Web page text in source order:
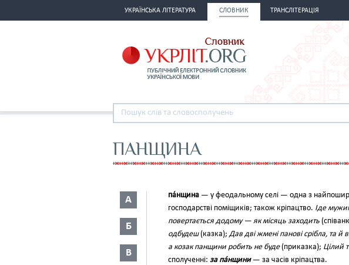
УКРАЇНСЬКА ЛІТЕРАТУРА СЛОВНИК ТРАНСЛІТЕРАЦІЯ
ПАНЩИНА
А
Б
В
па́нщина — у феодальному селі — одна з
господарстві поміщиків; також кріпацтво. Іде
повертається додому — як місяць заходить
одбудеш(казка);Дав дві жмені панові срібла, та
а козак панщини робить не буде(приказка); Цілий
сполученні: за па́нщини— за часів кріпацтва.